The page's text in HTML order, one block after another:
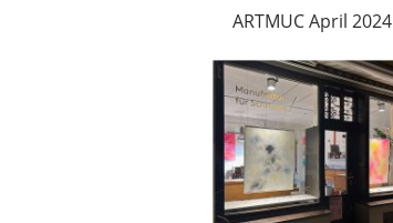
ARTMUC April 2024